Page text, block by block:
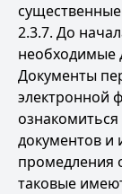
2.3.7. До
необходимые
Документы
электронной
документов и
промедления
таковые